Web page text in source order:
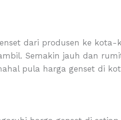
dari produsen ke
Semakin jauh dan
pula harga genset di